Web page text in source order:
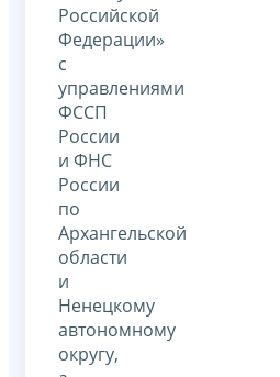
Российской
Федерации»
с
управлениями
ФССП
России
и ФНС
России
по
Архангельской
области
и
Ненецкому
автономному
округу,